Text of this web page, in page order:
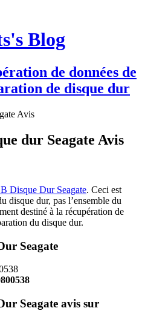
Blog
de données de
de disque dur
Avis
dur Seagate Avis
Disque Dur Seagate. Ceci est
disque dur, pas l’ensemble du
destiné à la récupération de
du disque dur.
Seagate
Seagate avis sur